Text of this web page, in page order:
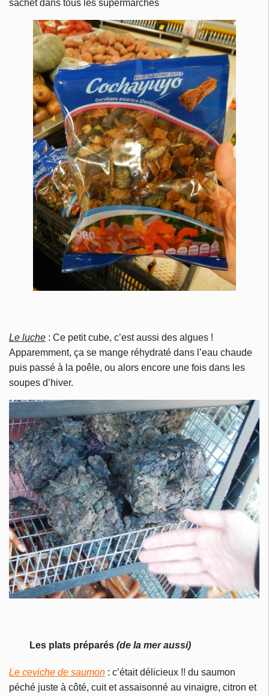
sachet dans tous les supermarchés
Le luche : Ce petit cube, c’est aussi des algues !
Apparemment, ça se mange réhydraté dans l’eau chaude
puis passé à la poêle, ou alors encore une fois dans les
soupes d’hiver.
Les plats préparés (de la mer aussi)
Le ceviche de saumon : c’était délicieux !! du saumon
péché juste à côté, cuit et assaisonné au vinaigre, citron et